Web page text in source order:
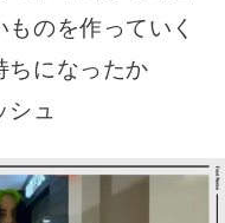
のを作っていく
ちになったか
ュ